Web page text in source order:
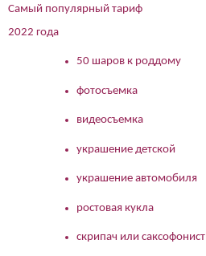
Самый популярный тариф
2022 года
50 шаров к роддому
фотосъемка
видеосъемка
украшение детской
украшение автомобиля
ростовая кукла
скрипач или саксофонист